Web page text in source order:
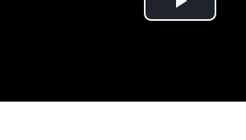
Play